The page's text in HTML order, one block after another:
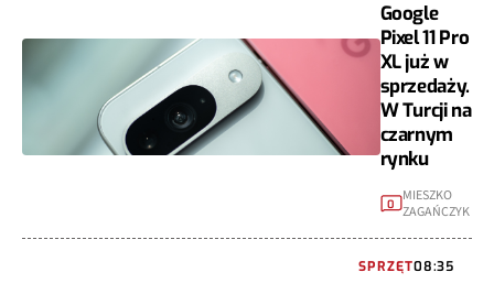
Google
Pixel 11 Pro
XL już w
sprzedaży.
W Turcji na
czarnym
rynku
0 MIESZKO
ZAGAŃCZYK
SPRZĘT08:35